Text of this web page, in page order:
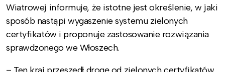
Wiatrowej informuje, że istotne jest określenie, w jaki
sposób nastąpi wygaszenie systemu zielonych
certyfikatów i proponuje zastosowanie rozwiązania
sprawdzonego we Włoszech.